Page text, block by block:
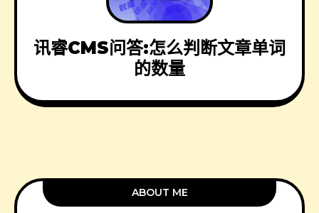
讯睿CMS问答:怎么判断文章单词
的数量
ABOUT ME